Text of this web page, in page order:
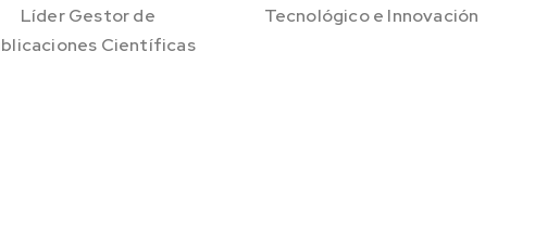
Líder Gestor de
Científicas
Tecnológico e Innovación